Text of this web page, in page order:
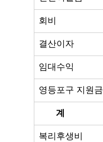
회비
결산이자
임대수익
영등포구 지원금
계
복리후생비